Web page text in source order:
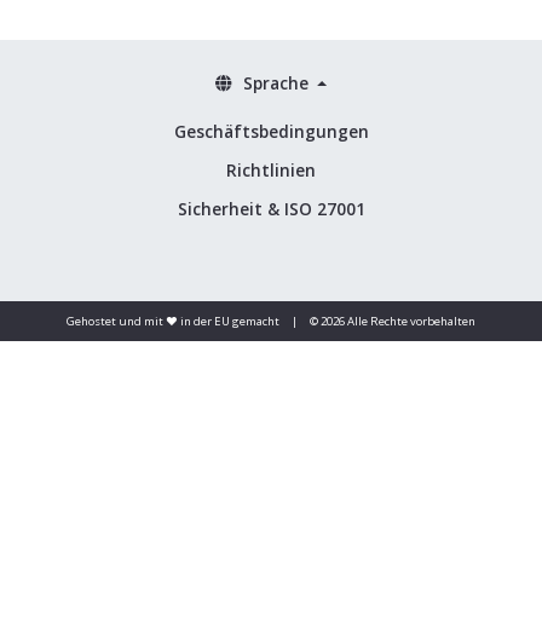
Geschäftsbedingungen
Richtlinien
Sicherheit & ISO 27001
Sprache
Gehostet und mit ❤️ in der EU gemacht | © 2026 Alle Rechte vorbehalten